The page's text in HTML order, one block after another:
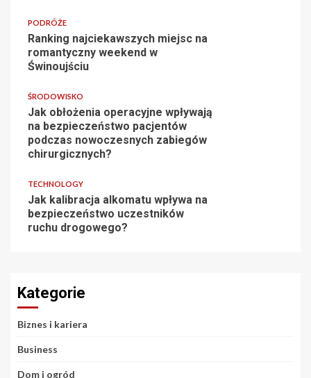
PODRÓŻE
Ranking najciekawszych miejsc na
romantyczny weekend w
Świnoujściu
ŚRODOWISKO
Jak obłożenia operacyjne wpływają
na bezpieczeństwo pacjentów
podczas nowoczesnych zabiegów
chirurgicznych?
TECHNOLOGY
Jak kalibracja alkomatu wpływa na
bezpieczeństwo uczestników
ruchu drogowego?
Kategorie
Biznes i kariera
Business
Dom i ogród